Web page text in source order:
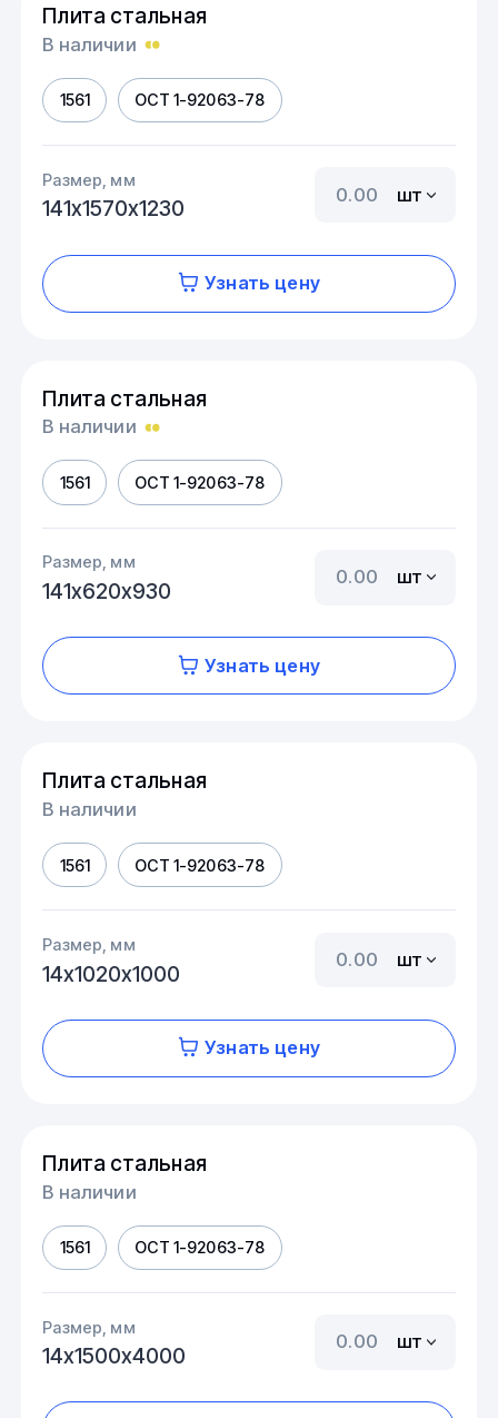
Плита стальная
В наличии
1561 ОСТ 1-92063-78
Размер, мм
141х1570х1230
шт
Узнать цену
Плита стальная
В наличии
1561 ОСТ 1-92063-78
Размер, мм
141х620х930
шт
Узнать цену
Плита стальная
В наличии
1561 ОСТ 1-92063-78
Размер, мм
14х1020х1000
шт
Узнать цену
Плита стальная
В наличии
1561 ОСТ 1-92063-78
Размер, мм
14х1500х4000
шт